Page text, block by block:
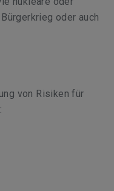
oder auch
von Risiken für